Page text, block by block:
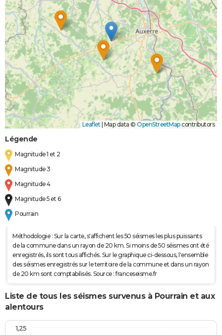
Leaflet | Map data © OpenStreetMapcontributors
Légende
Magnitude 1 et 2
Magnitude 3
Magnitude 4
Magnitude 5 et 6
Pourrain
Méthodologie : Sur la carte, s'affichent les 50 séismes les plus puissants
de la commune dans un rayon de 20 km. Si moins de 50 séismes ont été
enregistrés, ils sont tous affichés. Sur le graphique ci-dessous, l'ensemble
des séismes enregistrés sur le territoire de la commune et dans un rayon
de 20 km sont comptabilisés. Source : franceseisme.fr
Liste de tous les séismes survenus à Pourrain et aux
alentours
1,25